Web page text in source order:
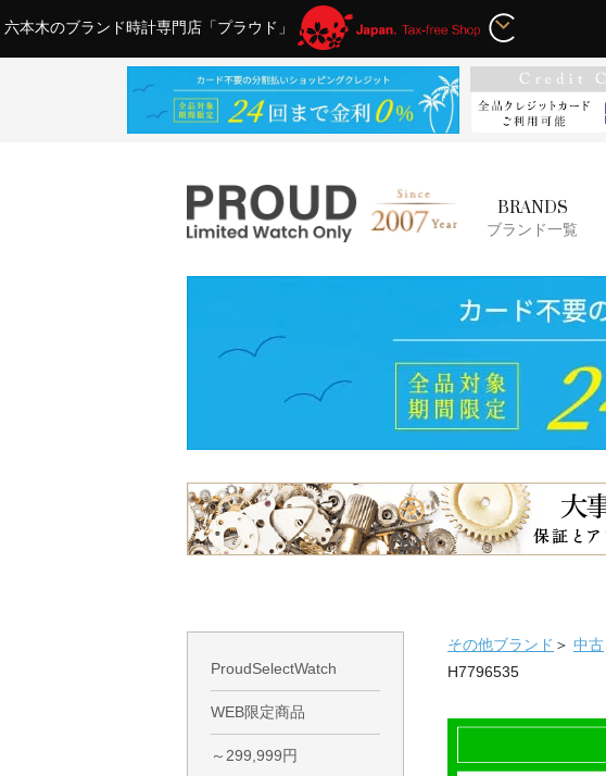
六本木のブランド時計専門店「プラウド」
BRANDS
ブランド一覧
その他ブランド ＞ 中古
H7796535
ProudSelectWatch
WEB限定商品
～299,999円